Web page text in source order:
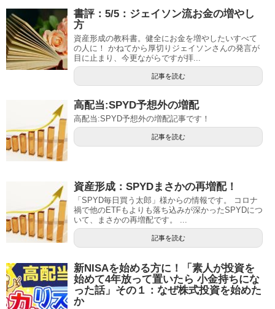
書評：5/5：ジェイソン流お金の増やし
方
資産形成の教科書。健全にお金を増やしたいすべて
の人に！ かねてから厚切りジェイソンさんの発言が
目に止まり、今更ながらですが拝...
記事を読む
高配当:SPYD予想外の増配
高配当:SPYD予想外の増配記事です！
記事を読む
資産形成：SPYDまさかの再増配！
「SPYD毎日買う太郎」様からの情報です。 コロナ
禍で他のETFもよりも落ち込みが深かったSPYDにつ
いて、まさかの再増配です。 ...
記事を読む
新NISAを始める方に！「素人が投資を
始めて4年放って置いたら 小金持ちにな
った話」その１：なぜ株式投資を始めた
か